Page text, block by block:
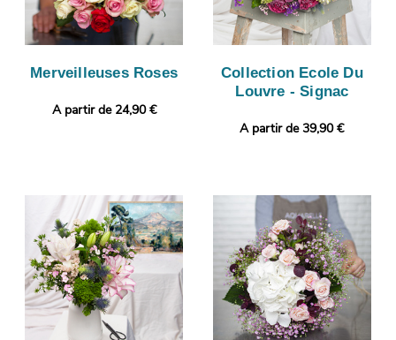
Merveilleuses Roses
A partir de 24,90 €
Collection Ecole Du
Louvre - Signac
A partir de 39,90 €